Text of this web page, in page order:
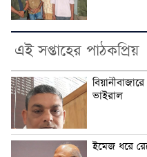
এই সপ্তাহের পাঠকপ্রিয়
ভাইরাল
ইমেজ ধরে